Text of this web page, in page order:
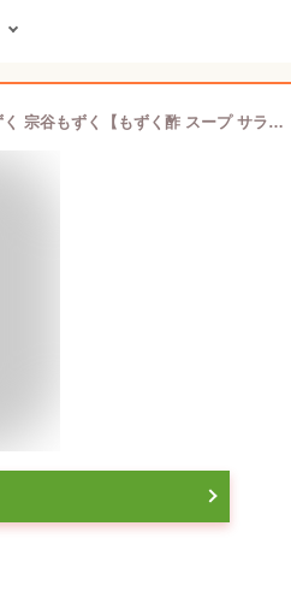
天然生宗谷もずく 100g ×6袋【北海道礼文島産 礼文島】生もずく 宗谷もずく【もずく酢 スープ サラダ 海藻】北海道産 宗谷 イシもずく スギモク【高級もずく】歯ごたえ 磯の香り 強いねばり【天然モズク】北海道産モズク【最北端 れぶん島 】キメツケ 敬老の日【送料無料】